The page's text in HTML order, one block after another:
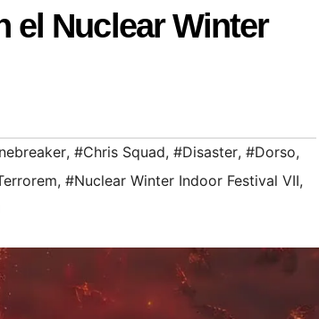
el Nuclear Winter
, #Chris Squad, #Disaster, #Dorso,
, #Nuclear Winter Indoor Festival VII,